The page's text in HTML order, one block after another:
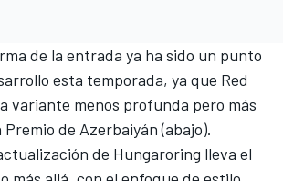
de la entrada ya ha sido un punto
esta temporada, ya que Red
variante menos profunda pero más
de Azerbaiyán (abajo).
de Hungaroring lleva el